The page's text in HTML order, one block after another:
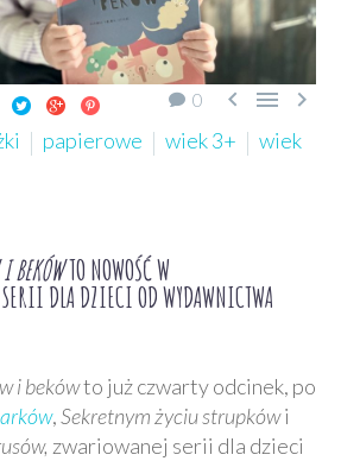
0   
papierowe wiek 3+
wiek
BEKÓWTO NOWOŚĆ W
DLA DZIECI OD WYDAWNICTWA
i bekówto już czwarty odcinek, po
,Sekretnym życiu strupkówi
zwariowanej serii dla dzieci